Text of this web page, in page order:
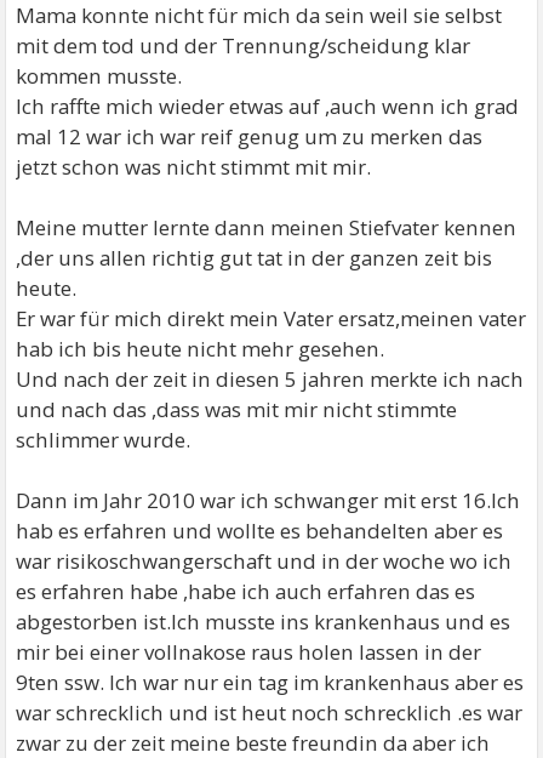
Mama konnte nicht für mich da sein weil sie selbst
mit dem tod und der Trennung/scheidung klar
kommen musste.
Ich raffte mich wieder etwas auf ,auch wenn ich grad
mal 12 war ich war reif genug um zu merken das
jetzt schon was nicht stimmt mit mir.
Meine mutter lernte dann meinen Stiefvater kennen
,der uns allen richtig gut tat in der ganzen zeit bis
heute.
Er war für mich direkt mein Vater ersatz,meinen vater
hab ich bis heute nicht mehr gesehen.
Und nach der zeit in diesen 5 jahren merkte ich nach
und nach das ,dass was mit mir nicht stimmte
schlimmer wurde.
Dann im Jahr 2010 war ich schwanger mit erst 16.Ich
hab es erfahren und wollte es behandelten aber es
war risikoschwangerschaft und in der woche wo ich
es erfahren habe ,habe ich auch erfahren das es
abgestorben ist.Ich musste ins krankenhaus und es
mir bei einer vollnakose raus holen lassen in der
9ten ssw. Ich war nur ein tag im krankenhaus aber es
war schrecklich und ist heut noch schrecklich .es war
zwar zu der zeit meine beste freundin da aber ich